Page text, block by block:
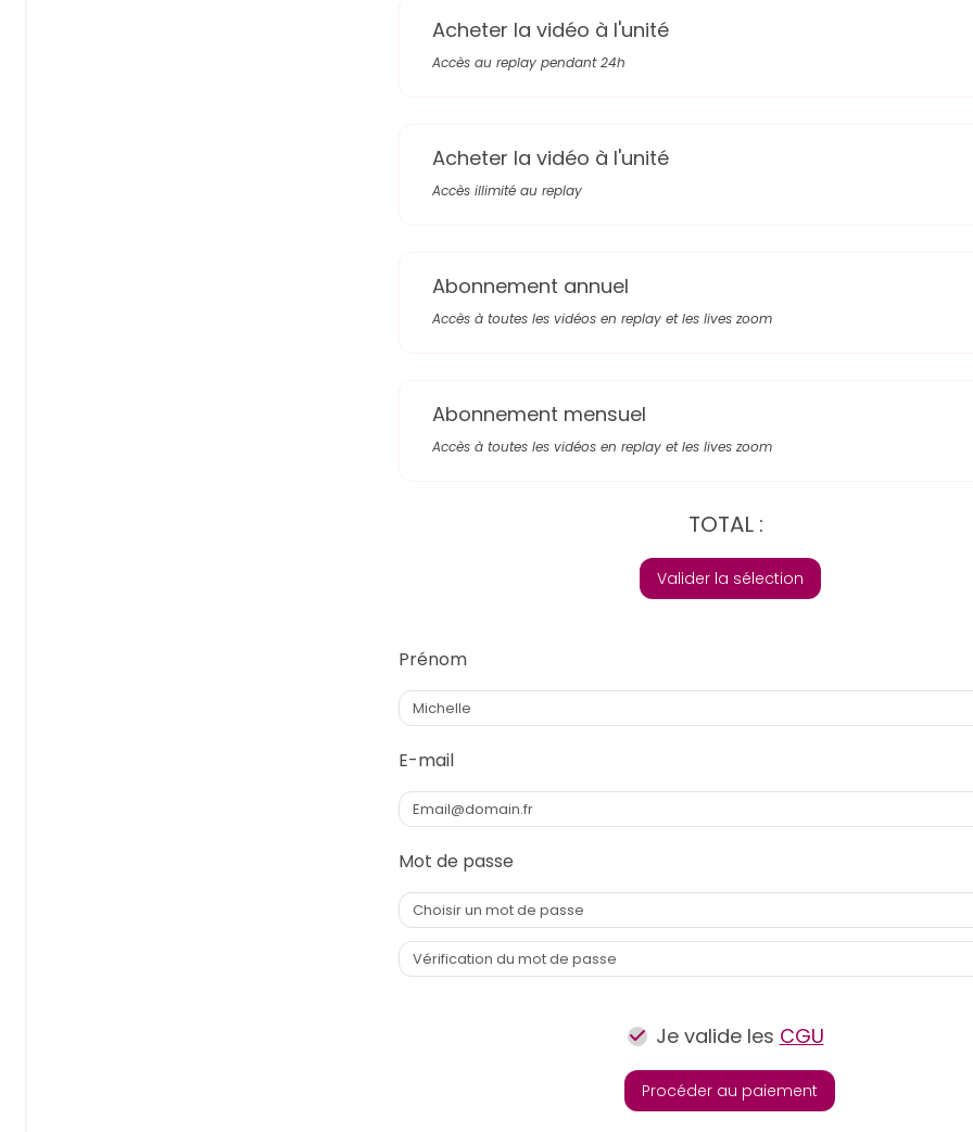
Acheter la vidéo à l'unité
Accès au replay pendant 24h
Acheter la vidéo à l'unité
Accès illimité au replay
Abonnement annuel
Accès à toutes les vidéos en replay et les lives zoom
Abonnement mensuel
Accès à toutes les vidéos en replay et les lives zoom
TOTAL :
Valider la sélection
Prénom
E-mail
Mot de passe
Je valide les CGU
Procéder au paiement